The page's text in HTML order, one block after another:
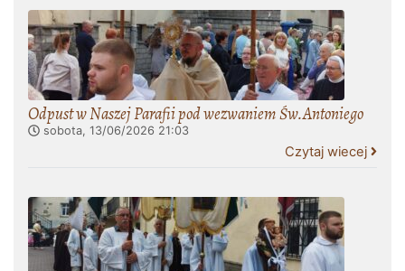
Odpust w Naszej Parafii pod wezwaniem Św.Antoniego
sobota, 13/06/2026 21:03
Czytaj wiecej